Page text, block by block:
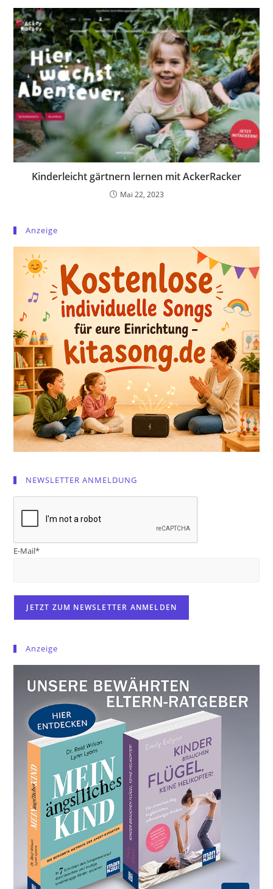
Kinderleicht gärtnern lernen mit AckerRacker
Mai 22, 2023
Anzeige
NEWSLETTER ANMELDUNG
E-Mail*
Anzeige